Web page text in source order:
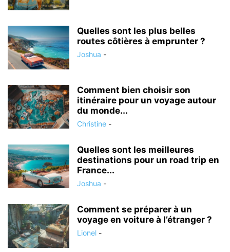
Quelles sont les plus belles
routes côtières à emprunter ?
Joshua -
Comment bien choisir son
itinéraire pour un voyage autour
du monde...
Christine -
Quelles sont les meilleures
destinations pour un road trip en
France...
Joshua -
Comment se préparer à un
voyage en voiture à l’étranger ?
Lionel -